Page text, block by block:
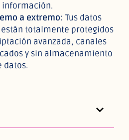
a extremo: Tus datos
totalmente protegidos
avanzada, canales
y sin almacenamiento
datos.